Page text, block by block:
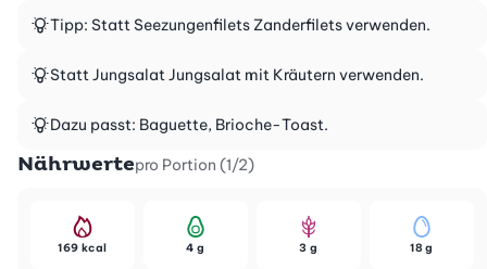
Tipp: Statt Seezungenfilets Zanderfilets verwenden.
Statt Jungsalat Jungsalat mit Kräutern verwenden.
Dazu passt: Baguette, Brioche-Toast.
Nährwertepro Portion (1/2)
169 kcal 4 g 3 g 18 g